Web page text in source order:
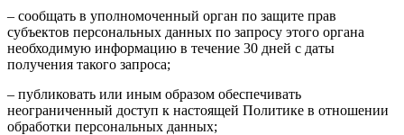
– сообщать в уполномоченный орган по защите прав
субъектов персональных данных по запросу этого органа
необходимую информацию в течение 30 дней с даты
получения такого запроса;
– публиковать или иным образом обеспечивать
неограниченный доступ к настоящей Политике в отношении
обработки персональных данных;